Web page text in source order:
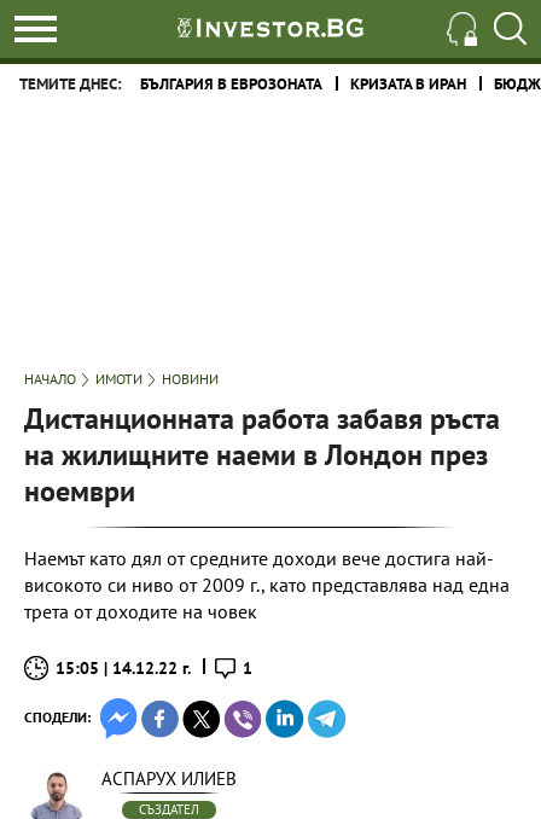
ТЕМИТЕ ДНЕС: БЪЛГАРИЯ В ЕВРОЗОНАТА КРИЗАТА В ИРАН
НАЧАЛО ИМОТИ НОВИНИ
Дистанционната работа забавя ръста
на жилищните наеми в Лондон през
ноември
Наемът като дял от средните доходи вече достига най-
високото си ниво от 2009 г., като представлява над една
трета от доходите на човек
15:05 | 14.12.22 г. 1
СПОДЕЛИ:
АСПАРУХ ИЛИЕВ
СЪЗДАТЕЛ